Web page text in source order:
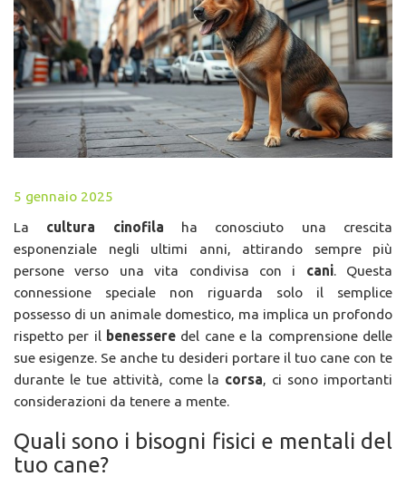
5 gennaio 2025
La cultura cinofila ha conosciuto una crescita
esponenziale negli ultimi anni, attirando sempre più
persone verso una vita condivisa con i cani. Questa
connessione speciale non riguarda solo il semplice
possesso di un animale domestico, ma implica un profondo
rispetto per il benessere del cane e la comprensione delle
sue esigenze. Se anche tu desideri portare il tuo cane con te
durante le tue attività, come la corsa, ci sono importanti
considerazioni da tenere a mente.
Quali sono i bisogni fisici e mentali del
tuo cane?